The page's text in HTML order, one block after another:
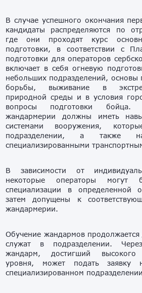
В случае успешного окончания
кандидаты распределяются по
где они проходят курс
подготовки, в соответствии с
подготовки для операторов
включает в себя огневую
небольших подразделений, основы
борьбы, выживание в
природной среды и в условия
вопросы подготовки бойца.
жандармерии должны иметь
системами вооружения,
подразделении, а также
специализированными
В зависимости от
некоторые операторы
специализации в определенной
затем допущены к
жандармерии.
Обучение жандармов
служат в подразделении.
жандарм, достигший высокого
уровня, может подать
специализированном